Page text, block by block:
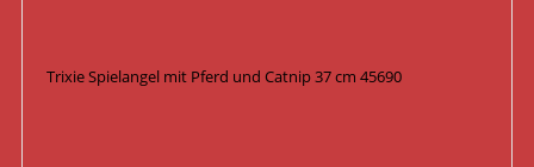
Trixie Spielangel mit Pferd und Catnip 37 cm 45690